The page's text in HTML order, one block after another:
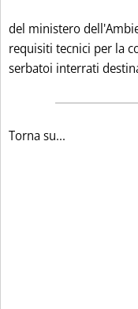
del ministero
requisiti tecnici per la
serbatoi interrati
Torna su...